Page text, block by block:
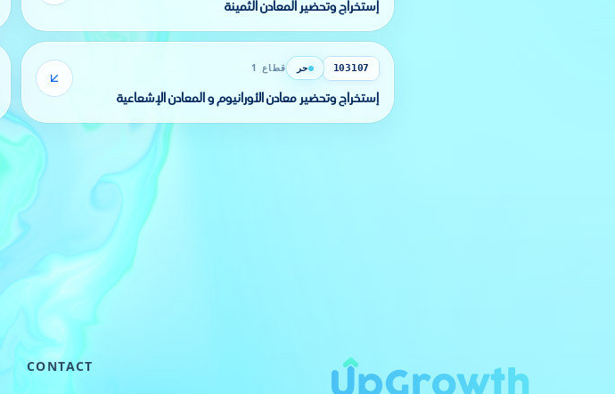
إستخراج وتحضير المعادن الثمينة
103107 حر قطاع 1
إستخراج وتحضير معادن الأورانيوم و المعادن الإشعاعية
CONTACT